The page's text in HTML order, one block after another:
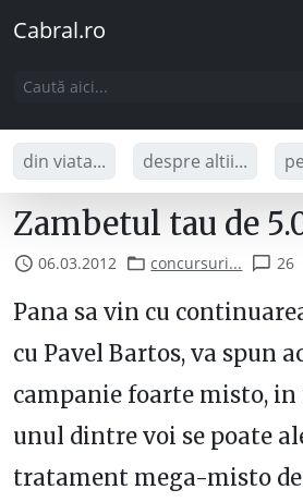
Cabral.ro
din viata... despre altii...
Zambetul tau de
06.03.2012 concursuri... 26
Pana sa vin cu
cu Pavel Bartos, va spun
campanie foarte misto, in
unul dintre voi se poate
tratament mega-misto